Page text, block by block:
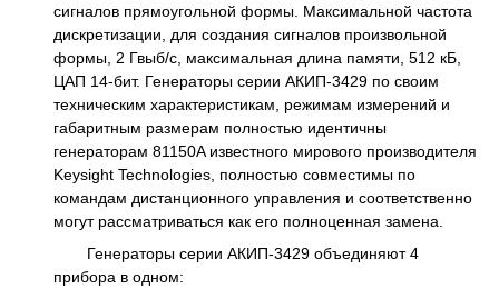
сигналов прямоугольной формы. Максимальной частота
дискретизации, для создания сигналов произвольной
формы, 2 Гвыб/с, максимальная длина памяти, 512 кБ,
ЦАП 14-бит. Генераторы серии АКИП-3429 по своим
техническим характеристикам, режимам измерений и
габаритным размерам полностью идентичны
генераторам 81150A известного мирового производителя
Keysight Technologies, полностью совместимы по
командам дистанционного управления и соответственно
могут рассматриваться как его полноценная замена.
Генераторы серии АКИП-3429 объединяют 4
прибора в одном: